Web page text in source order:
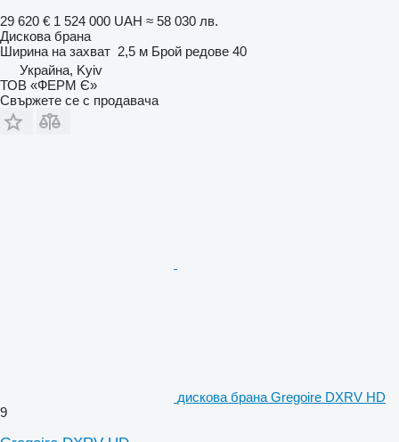
29 620 € 1 524 000 UAH ≈ 58 030 лв.
Дискова брана
Ширина на захват 2,5 м Брой редове 40
Украйна, Kyiv
ТОВ «ФЕРМ Є»
Свържете се с продавача
дискова брана Gregoire DXRV HD
9